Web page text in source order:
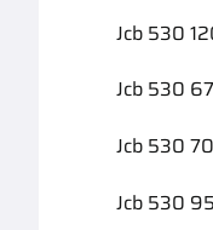
Jcb 530
Jcb 530 67
Jcb 530 70
Jcb 530 95